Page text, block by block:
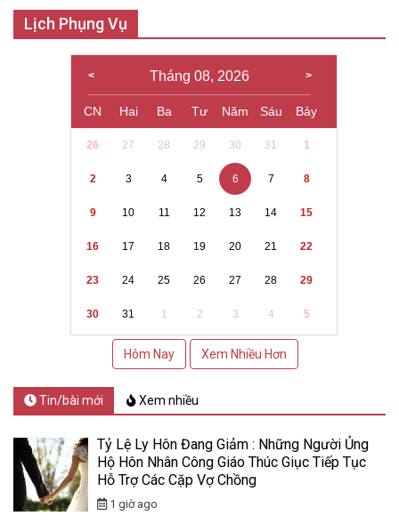
Lịch Phụng Vụ
Tháng 08, 2026
CN Hai Ba Tư Năm Sáu Bảy
26 27 28 29 30 31 1
2 3 4 5 6 7 8
9 10 11 12 13 14 15
16 17 18 19 20 21 22
23 24 25 26 27 28 29
30 31 1 2 3 4 5
Hôm Nay Xem Nhiều Hơn
Tin/bài mới Xem nhiều
Tỷ Lệ Ly Hôn Đang Giảm : Những Người Ủng
Hộ Hôn Nhân Công Giáo Thúc Giục Tiếp Tục
Hỗ Trợ Các Cặp Vợ Chồng
1 giờ ago